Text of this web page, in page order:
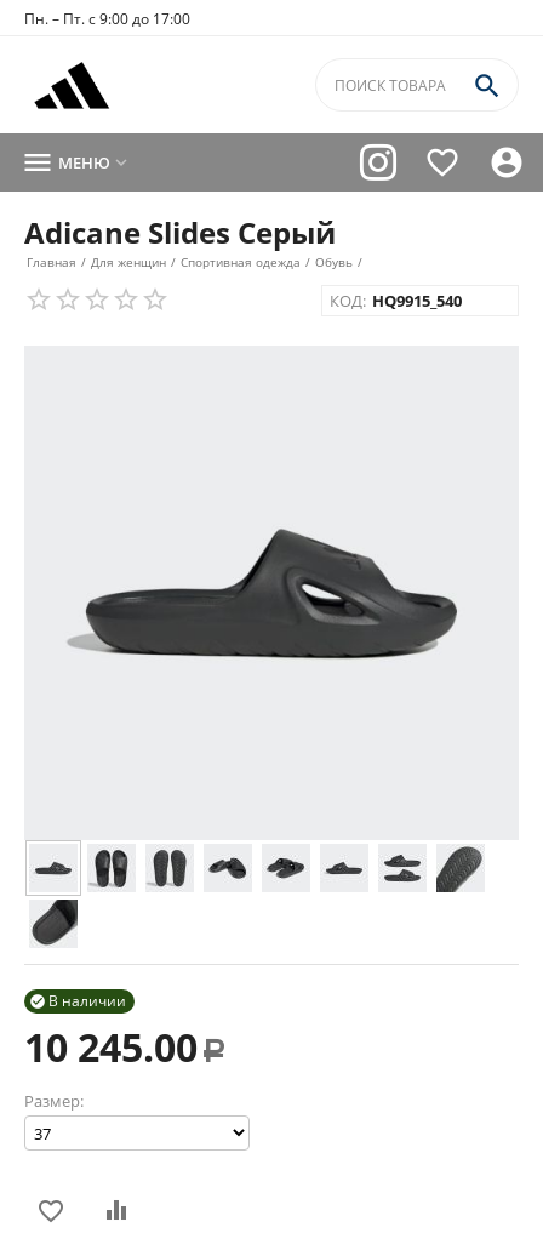
Пн. – Пт. с 9:00 до 17:00



 МЕНЮ 
Adicane Slides Серый
Главная / Для женщин / Спортивная одежда / Обувь /
КОД: HQ9915_540
В наличии

10 245.00 Р
Размер: